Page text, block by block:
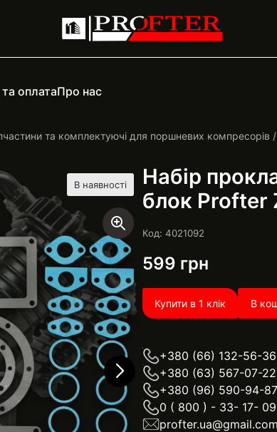
оплатаПро нас
та комплектуючі для поршневих компресорів
В наявності
Набір
блок Profter
Код: 4021092
599 грн
Купити в 1 клік В
+380 (66) 132-56-36
+380 (63) 567-07-22
+380 (96) 590-94-87
0 ( 800 ) - 33- 17- 09
profter.ua@gmail.com